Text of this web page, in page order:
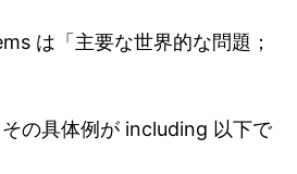
は「主要な世界的な問題；
の具体例が including 以下で